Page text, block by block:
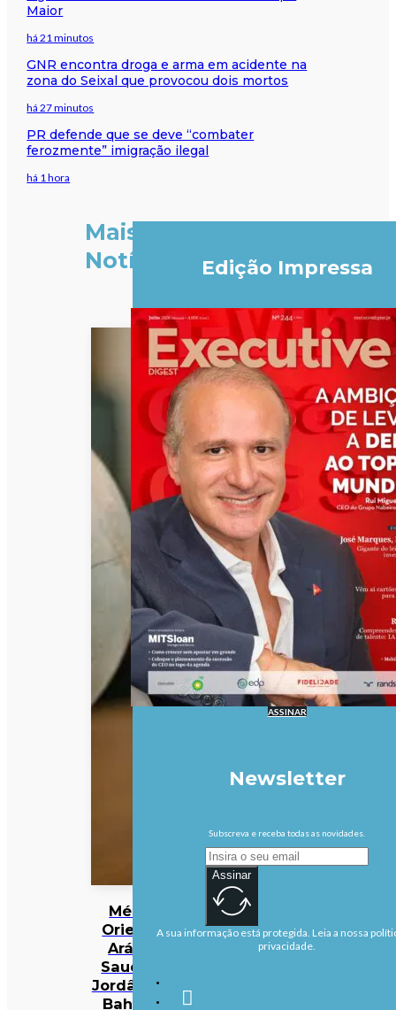
Maior
há 21 minutos
GNR encontra droga e arma em acidente na
zona do Seixal que provocou dois mortos
há 27 minutos
PR defende que se deve “combater
ferozmente” imigração ilegal
há 1 hora
Mais
Notícias
Médio
Oriente:
Arábia
Saudita,
Jordânia e
Bahrein
Edição Impressa
ASSINAR
Newsletter
Subscreva e receba todas as novidades.
Assinar
A sua informação está protegida. Leia a nossa
privacidade.